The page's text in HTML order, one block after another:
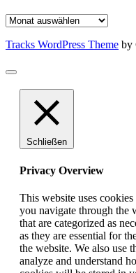
Archiv
Tracks WordPress Theme by
Schließen
Privacy Overview
This website uses
you navigate through the
that are categorized as
as they are essential for
the website. We also use
analyze and understand